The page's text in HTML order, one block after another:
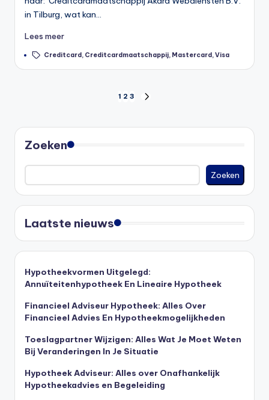
in Tilburg, wat kan…
Lees meer
Tags: Creditcard, Creditcardmaatschappij, Mastercard,Visa
paginering
1 2 3
Zoeken
Zoeken
Laatste nieuws
Hypotheekvormen Uitgelegd:
Annuïteitenhypotheek En Lineaire Hypotheek
Financieel Adviseur Hypotheek: Alles Over
Financieel Advies En Hypotheekmogelijkheden
Toeslagpartner Wijzigen: Alles Wat Je Moet Weten
Bij Veranderingen In Je Situatie
Hypotheek Adviseur: Alles over Onafhankelijk
Hypotheekadvies en Begeleiding